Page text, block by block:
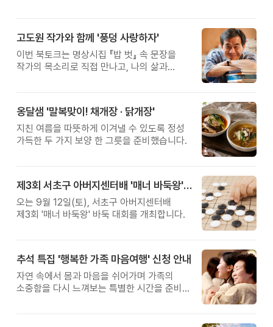
고도원 작가와 함께 '풍덩 사랑하자'
이번 북토크는 명상시집 『밥 벗』 속 문장을
작가의 목소리로 직접 만나고, 나의 삶과
옹달샘 '말복맞이! 채개장 · 닭개장'
지친 여름을 따뜻하게 이겨낼 수 있도록 정성
가득한 두 가지 보양 한 그릇을 준비했습니다.
제3회 서초구 아버지센터배 '매너 바둑왕' 대회
오는 9월 12일(토), 서초구 아버지센터배
제3회 '매너 바둑왕' 바둑 대회를 개최합니다.
추석 특집 '행복한 가족 마음여행' 신청 안내
자연 속에서 몸과 마음을 쉬어가며 가족의
소중함을 다시 느껴보는 특별한 시간을 준비해